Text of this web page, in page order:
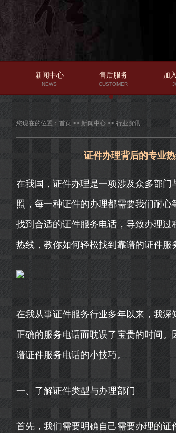
行业资讯
常见问题
新闻中心
NEWS
售后服务
CUSTOMER
加
您现在的位置： 首页 >> 新闻中心 >> 行业资讯
证件办理背后的专业
在我国，证件办理是一项涉及众多部
照，每一种证件的办理都需要我们耐
找到合适的证件服务电话，导致办理
热线，教你如何轻松找到靠谱的证件服
在我从事证件服务行业多年以来，我
正确的服务电话而耽误了宝贵的时间
谱证件服务电话的小技巧。
一、了解证件类型与办理部门
首先，我们需要明确自己需要办理的证